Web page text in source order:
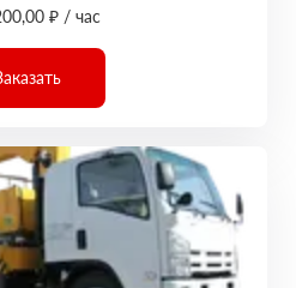
₽ / час